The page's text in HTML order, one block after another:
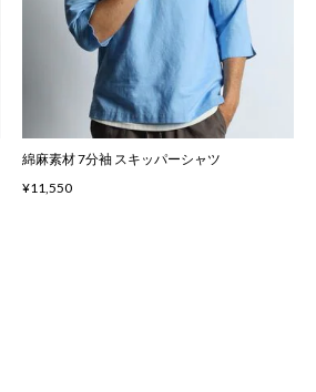
綿麻素材 7分袖 スキッパーシャツ
¥11,550